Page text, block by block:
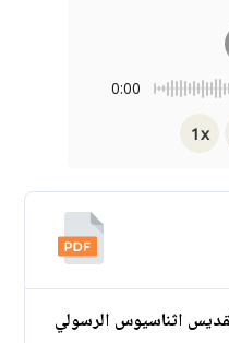
0:00
1x
اثناسيوس الرسولي